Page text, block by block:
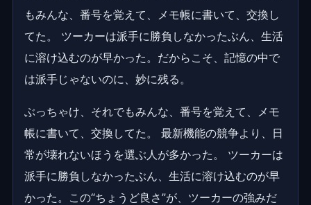
もみんな、番号を覚えて、メモ帳に書いて、交換し
てた。 ツーカーは派手に勝負しなかったぶん、生活
に溶け込むのが早かった。だからこそ、記憶の中で
は派手じゃないのに、妙に残る。
ぶっちゃけ、それでもみんな、番号を覚えて、メモ
帳に書いて、交換してた。 最新機能の競争より、日
常が壊れないほうを選ぶ人が多かった。 ツーカーは
派手に勝負しなかったぶん、生活に溶け込むのが早
かった。この“ちょうど良さ”が、ツーカーの強みだ